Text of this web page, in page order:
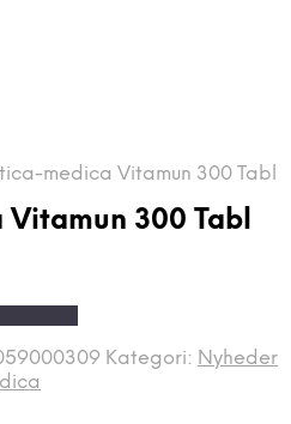
medica Vitamun 300 Tabl
300 Tabl
Kategori: Nyheder